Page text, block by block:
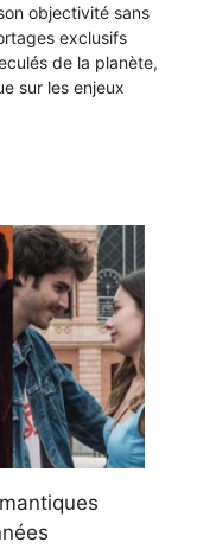
objectivité sans
exclusifs
de la planète,
sur les enjeux